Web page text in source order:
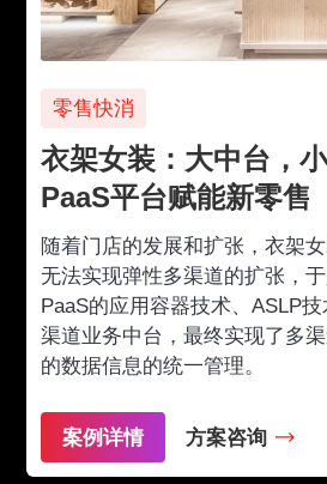
零售快消
衣架女装：大中台，
PaaS平台赋能新零售
随着门店的发展和扩张，衣架
无法实现弹性多渠道的扩张，
PaaS的应用容器技术、ASLP
渠道业务中台，最终实现了多
的数据信息的统一管理。
案例详情 方案咨询